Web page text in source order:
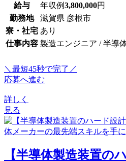
給与 年収例3,800,000円
勤務地
滋賀県 彦根市
寮・社宅 あり
仕事内容 製造エンジニア / 半導
＼最短45秒で完了／
応募へ進む
詳しく
見る
【半導体製造装置の